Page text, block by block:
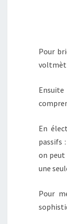
Pour
En
passifs
on peut
une
Pour